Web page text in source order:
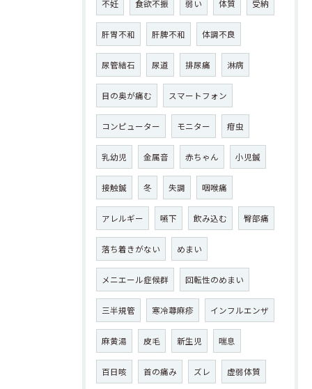
不妊 食欲不振 弱い 体質 受納
肝胃不和 肝脾不和 体調不良
尿管結石 尿道 排尿痛 淋病
目の奥が痛む スマートフォン
コンピューター モニター 疳虫
乳幼児 金属音 赤ちゃん 小児鍼
接触鍼 冬 失調 咽喉痛
アレルギー 嚥下 飲み込む 臀部痛
落ち着きがない めまい
メニエール症候群 回転性のめまい
三半規管 寒冷蕁麻疹 インフルエンザ
麻黄湯 皮毛 新生児 喘息
百日咳 首の痛み ズレ 虚弱体質